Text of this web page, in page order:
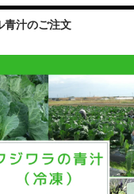
青汁のご注文